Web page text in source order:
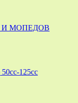
И МОПЕДОВ
125cc